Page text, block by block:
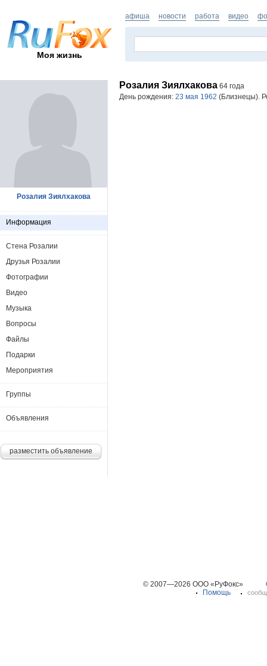
Моя жизнь
афиша новости работа видео
Розалия Зиялхакова 64 года
День рождения: 23 мая 1962 (Близнецы).
Розалия Зиялхакова
Информация
Стена Розалии
Друзья Розалии
Фотографии
Видео
Музыка
Вопросы
Файлы
Подарки
Мероприятия
Группы
Объявления
разместить объявление
© 2007—2026 ООО «РуФокс»
Помощь